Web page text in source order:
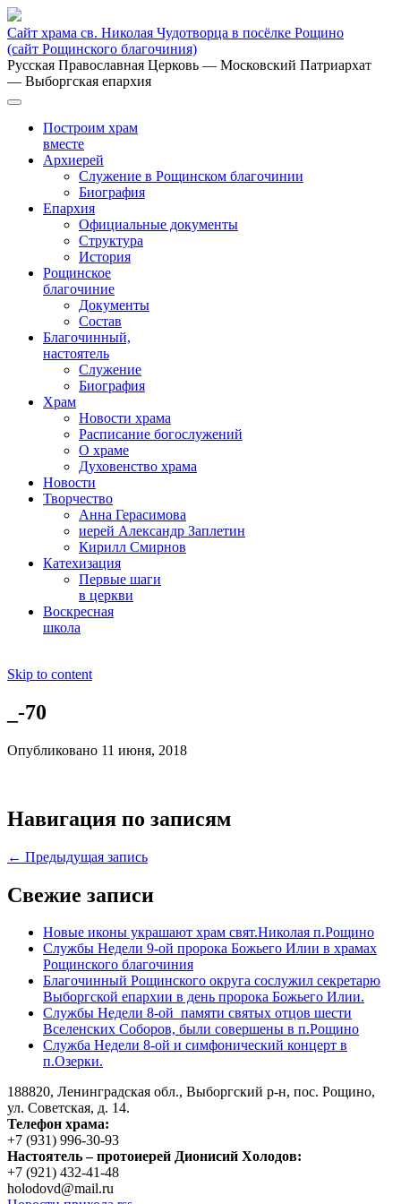
Сайт храма св. Николая Чудотворца в посёлке Рощино
(сайт Рощинского благочиния)
Русская Православная Церковь — Московский Патриархат
— Выборгская епархия
Построим храм
вместе
Архиерей
Служение в Рощинском благочинии
Биография
Епархия
Официальные документы
Структура
История
Рощинское
благочиние
Документы
Состав
Благочинный,
настоятель
Служение
Биография
Храм
Новости храма
Расписание богослужений
О храме
Духовенство храма
Новости
Творчество
Анна Герасимова
иерей Александр Заплетин
Кирилл Смирнов
Катехизация
Первые шаги
в церкви
Воскресная
школа
Skip to content
_-70
Опубликовано 11 июня, 2018
Навигация по записям
← Предыдущая запись
Свежие записи
Новые иконы украшают храм свят.Николая п.Рощино
Службы Недели 9-ой пророка Божьего Илии в храмах
Рощинского благочиния
Благочинный Рощинского округа сослужил секретарю
Выборгской епархии в день пророка Божьего Илии.
Службы Недели 8-ой памяти святых отцов шести
Вселенских Соборов, были совершены в п.Рощино
Служба Недели 8-ой и симфонический концерт в
п.Озерки.
188820, Ленинградская обл., Выборгский р-н, пос. Рощино,
ул. Советская, д. 14.
Телефон храма:
+7 (931) 996-30-93
Настоятель – протоиерей Дионисий Холодов:
+7 (921) 432-41-48
holodovd@mail.ru